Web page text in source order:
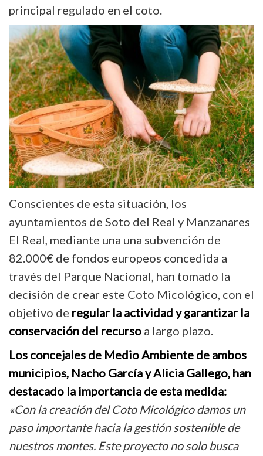
principal regulado en el coto.
Conscientes de esta situación, los
ayuntamientos de Soto del Real y Manzanares
El Real, mediante una una subvención de
82.000€ de fondos europeos concedida a
través del Parque Nacional, han tomado la
decisión de crear este Coto Micológico, con el
objetivo de regular la actividad y garantizar la
conservación del recurso a largo plazo.
Los concejales de Medio Ambiente de ambos
municipios, Nacho García y Alicia Gallego, han
destacado la importancia de esta medida:
«Con la creación del Coto Micológico damos un
paso importante hacia la gestión sostenible de
nuestros montes. Este proyecto no solo busca